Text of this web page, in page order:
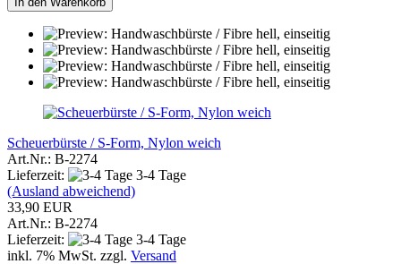
Scheuerbürste / S-Form, Nylon weich
Art.Nr.: B-2274
Lieferzeit:
3-4 Tage
(Ausland abweichend)
33,90 EUR
Art.Nr.: B-2274
Lieferzeit:
3-4 Tage
inkl. 7% MwSt. zzgl. Versand